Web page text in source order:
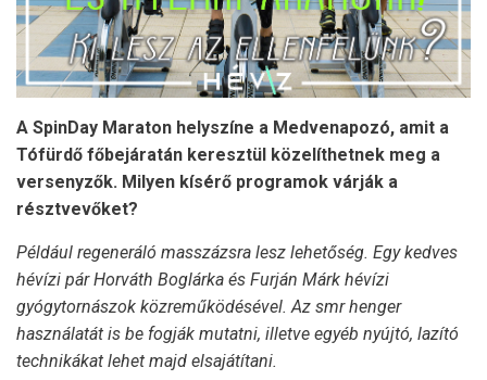
A SpinDay Maraton helyszíne a Medvenapozó, amit a
Tófürdő főbejáratán keresztül közelíthetnek meg a
versenyzők. Milyen kísérő programok várják a
résztvevőket?
Például regeneráló masszázsra lesz lehetőség. Egy kedves
hévízi pár Horváth Boglárka és Furján Márk hévízi
gyógytornászok közreműködésével. Az smr henger
használatát is be fogják mutatni, illetve egyéb nyújtó, lazító
technikákat lehet majd elsajátítani.